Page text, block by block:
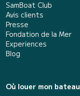
SamBoat Club
Avis clients
Presse
Fondation de la Mer
Experiences
Blog
Où louer mon bateau